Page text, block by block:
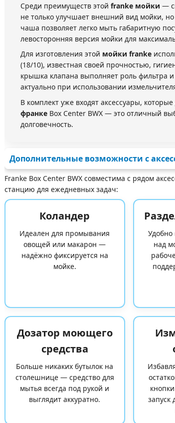
Среди преимуществ этой franke мойки —
не только улучшает внешний вид мойки,
чаша позволяет легко мыть габаритную
левосторонняя версия мойки для
Для изготовления этой мойки franke
(18/10), известная своей прочностью,
крышка клапана выполняет роль фильтра
актуально при использовании
В комплект уже входят аксессуары,
франкеBox Center BWX — это отличный
долговечность.
Дополнительные возможности с
Franke Box Center BWX совместима с рядом
станцию для ежедневных задач:
Коландер
Идеален для промывания
овощей или макарон —
надёжно фиксируется на
мойке.
Удобно
над
Дозатор моющего
средства
Больше никаких бутылок на
столешнице — средство для
мытья всегда под рукой и
выглядит аккуратно.
запуск